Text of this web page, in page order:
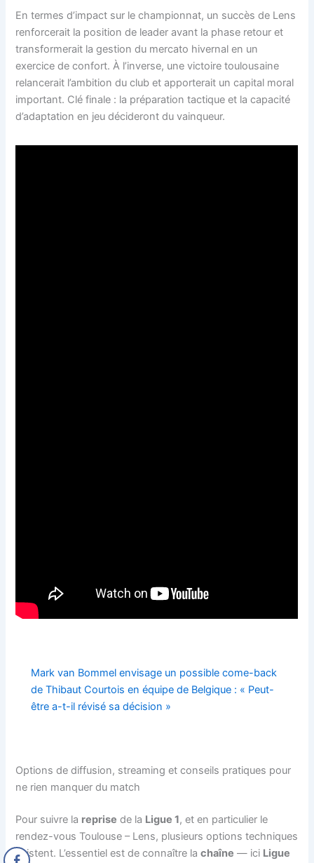
En termes d’impact sur le championnat, un succès de Lens
renforcerait la position de leader avant la phase retour et
transformerait la gestion du mercato hivernal en un
exercice de confort. À l’inverse, une victoire toulousaine
relancerait l’ambition du club et apporterait un capital moral
important. Clé finale : la préparation tactique et la capacité
d’adaptation en jeu décideront du vainqueur.
Mark van Bommel envisage un possible come-back
de Thibaut Courtois en équipe de Belgique : « Peut-
être a-t-il révisé sa décision »
Options de diffusion, streaming et conseils pratiques pour
ne rien manquer du match
Pour suivre la reprise de la Ligue 1, et en particulier le
rendez-vous Toulouse – Lens, plusieurs options techniques
existent. L’essentiel est de connaître lachaîne — ici Ligue